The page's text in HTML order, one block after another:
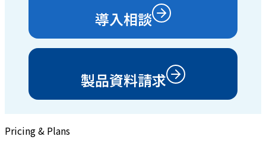
導入相談
製品資料請求
Pricing & Plans